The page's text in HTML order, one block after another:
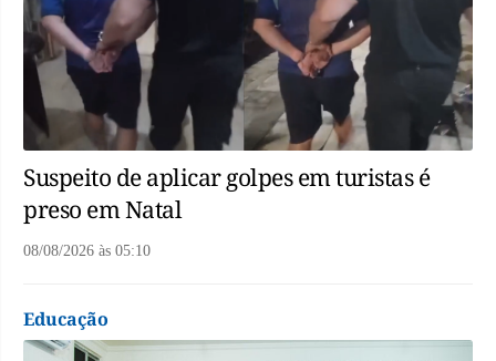
Suspeito de aplicar golpes em turistas é
preso em Natal
08/08/2026 às 05:10
Educação